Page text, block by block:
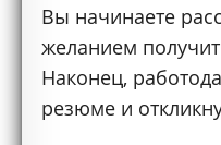
Вы начинаете
желанием
Наконец,
резюме и